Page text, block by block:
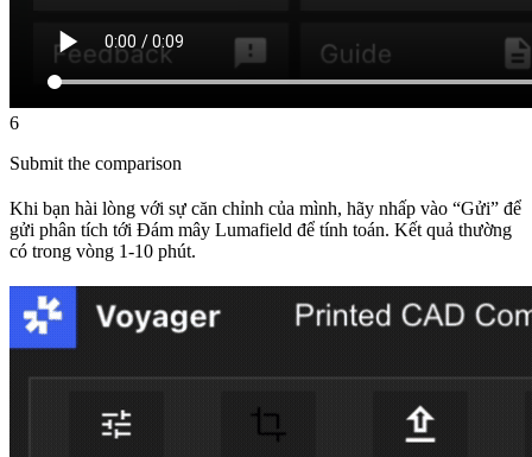
6
Submit the comparison
Khi bạn hài lòng với sự căn chỉnh của mình, hãy nhấp vào “Gửi” để
gửi phân tích tới Đám mây Lumafield để tính toán. Kết quả thường
có trong vòng 1-10 phút.